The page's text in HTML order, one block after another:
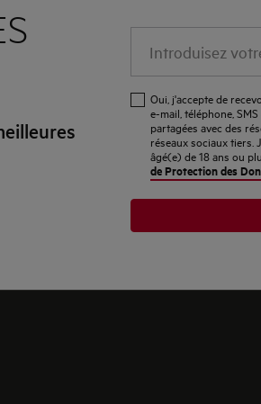
votre
e-
mail
Oui, j'accepte de
e-mail, téléphone,
partagées avec des
réseaux sociaux tiers.
âgé(e) de 18 ans ou
de Protection des